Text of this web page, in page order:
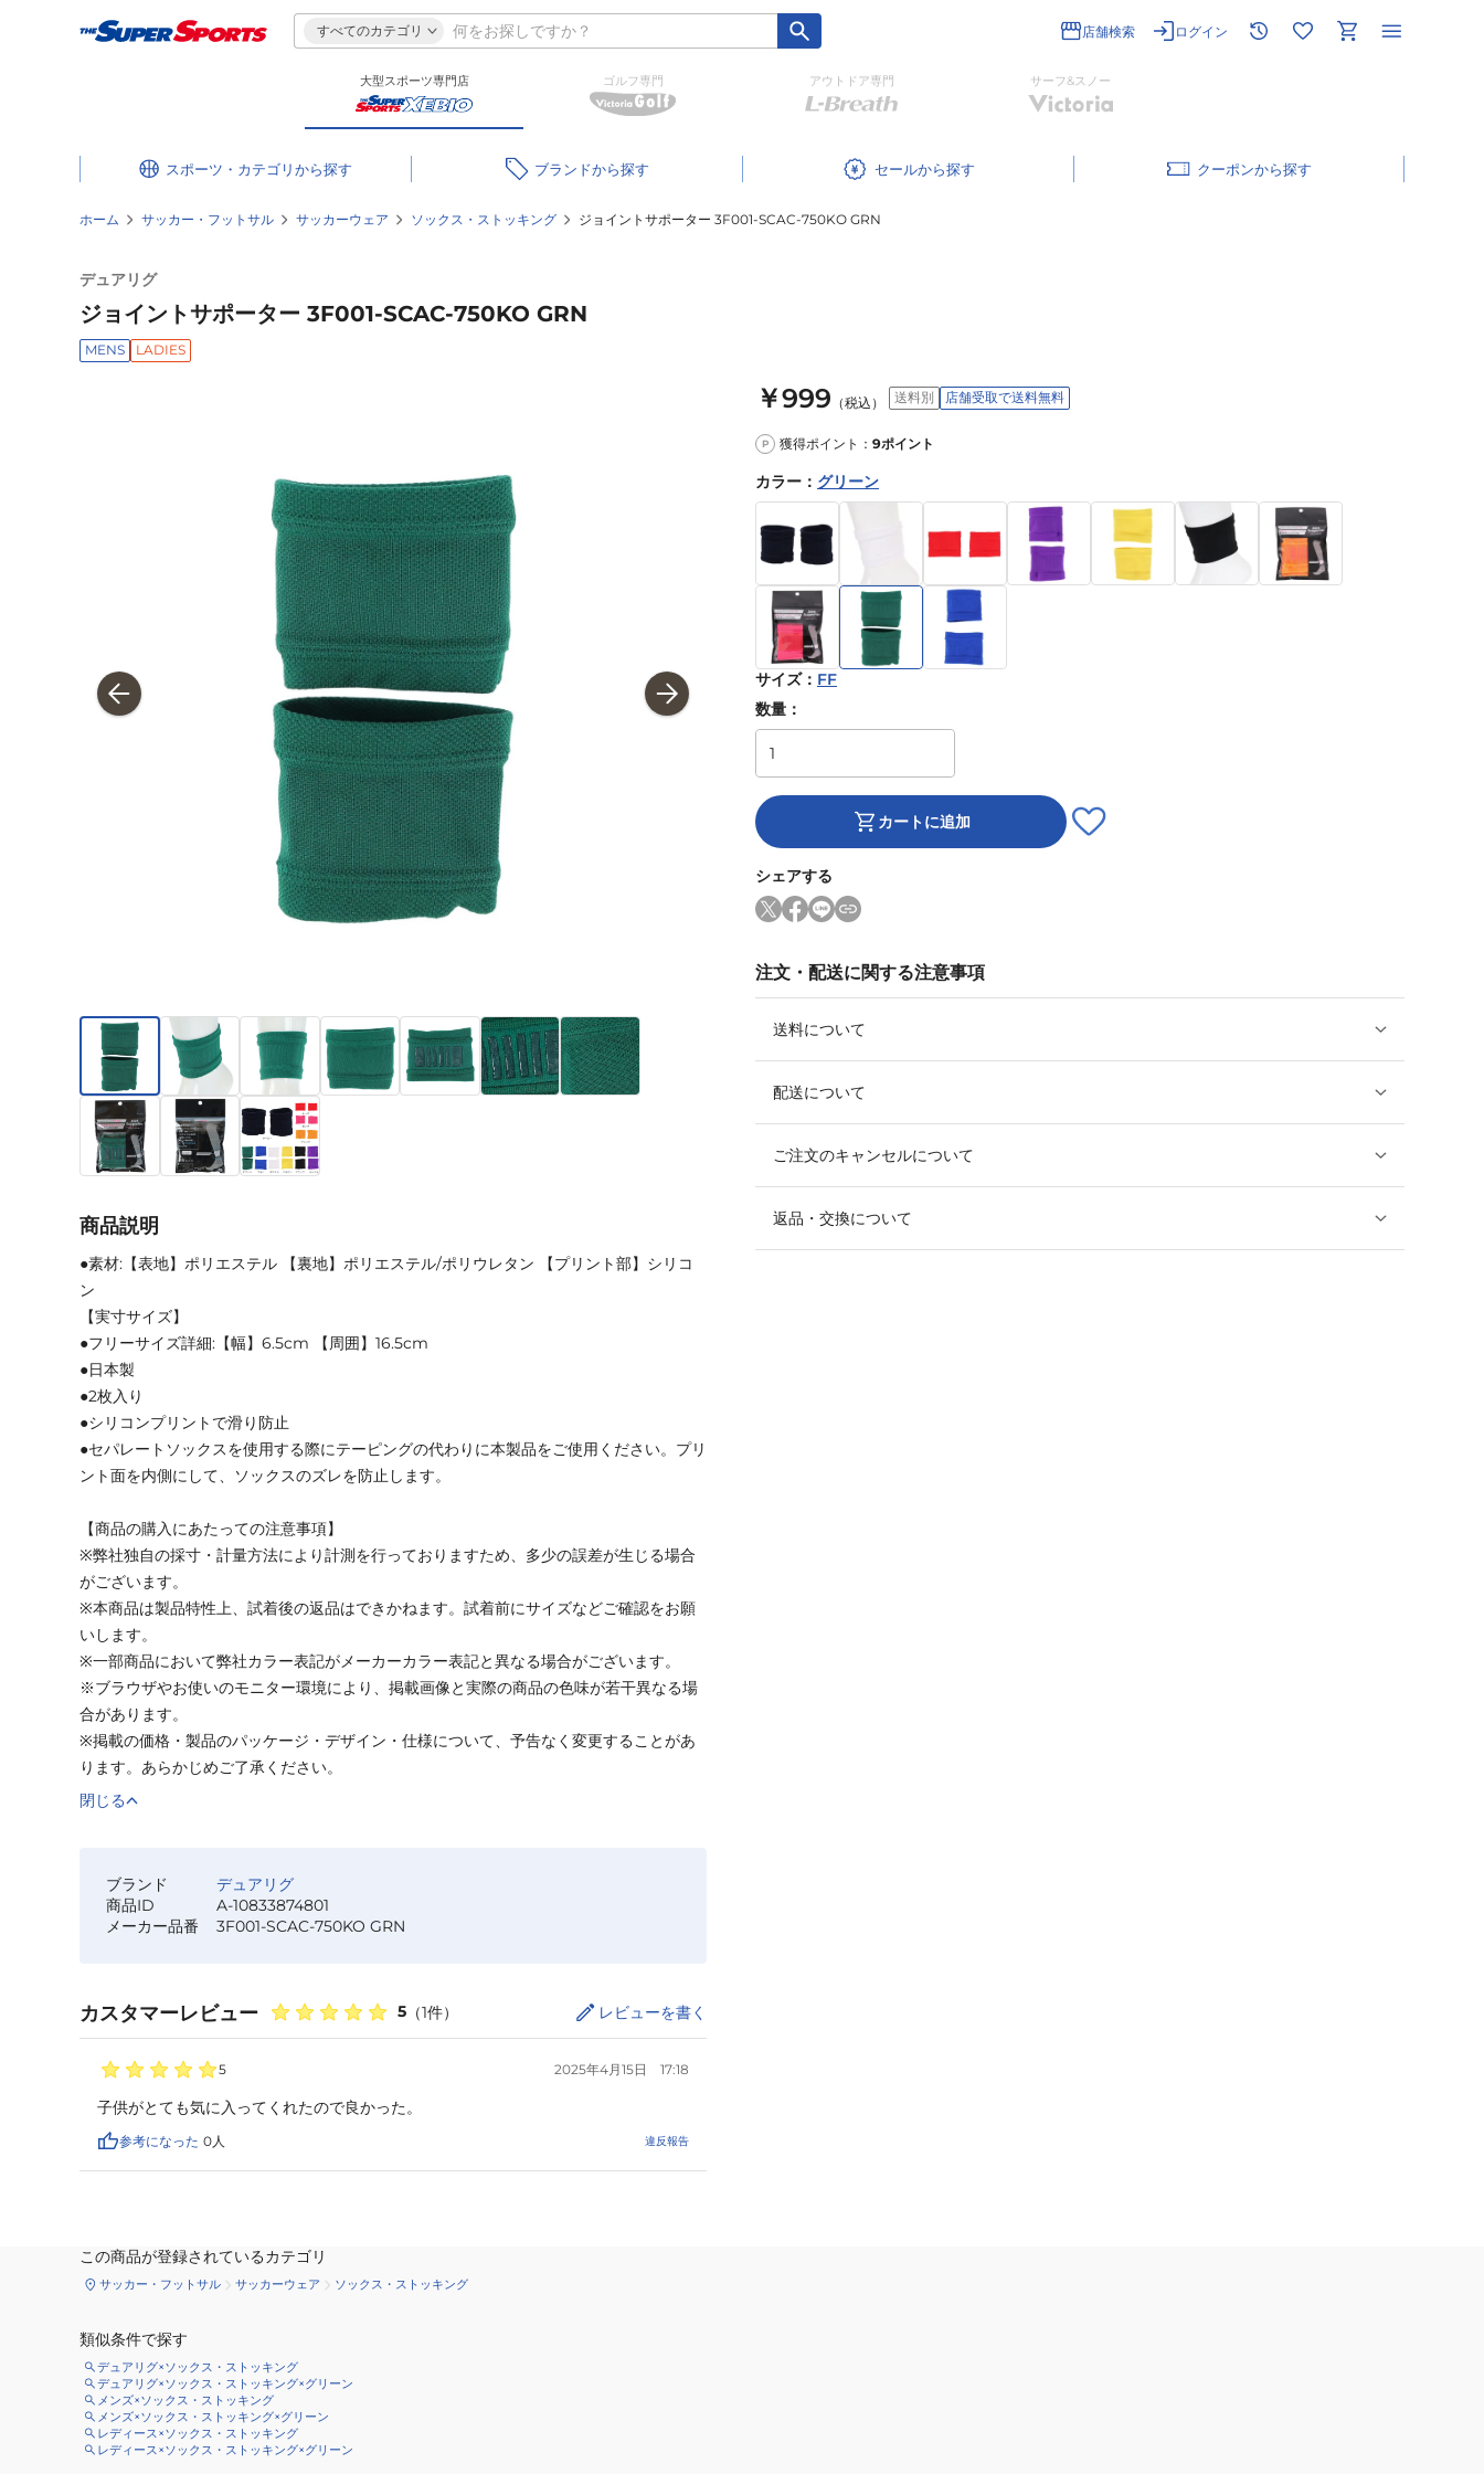
すべてのカテゴリ 店舗検索 ログイン
大型スポーツ専門店 ゴルフ専門 アウトドア専門 サーフ&スノー
スポーツ・カテゴリ ブランド セール クーポン
ホーム サッカー・フットサル サッカーウェア ソックス・ストッキング ジョイントサポーター 3F001-SCAC-750KO GRN
デュアリグ
ジョイントサポーター 3F001-SCAC-750KO GRN
MENS LADIES
￥999 （税込） 送料別 店舗受取で送料無料
P 獲得ポイント： 9ポイント
カラー ： グリーン
サイズ： FF
数量：
カートに追加
シェアする
注文・配送に関する注意事項
送料について
配送について
ご注文のキャンセルについて
返品・交換について
商品説明
●素材:【表地】ポリエステル 【裏地】ポリエステル/ポリウレタン 【プリント部】シリコ
ン
【実寸サイズ】
●フリーサイズ詳細:【幅】6.5cm 【周囲】16.5cm
●日本製
●2枚入り
●シリコンプリントで滑り防止
●セパレートソックスを使用する際にテーピングの代わりに本製品をご使用ください。プリ
ント面を内側にして、ソックスのズレを防止します。
【商品の購入にあたっての注意事項】
※弊社独自の採寸・計量方法により計測を行っておりますため、多少の誤差が生じる場合
がございます。
※本商品は製品特性上、試着後の返品はできかねます。試着前にサイズなどご確認をお願
いします。
※一部商品において弊社カラー表記がメーカーカラー表記と異なる場合がございます。
※ブラウザやお使いのモニター環境により、掲載画像と実際の商品の色味が若干異なる場
合があります。
※掲載の価格・製品のパッケージ・デザイン・仕様について、予告なく変更することがあ
ります。あらかじめご了承ください。
閉じる
ブランド
デュアリグ
商品ID
A-10833874801
メーカー品番
3F001-SCAC-750KO GRN
カスタマーレビュー 5 （1件） レビューを書く
5 2025年4月15日 17:18
子供がとても気に入ってくれたので良かった。
参考になった 0 人 違反報告
この商品が登録されているカテゴリ
サッカー・フットサル サッカーウェア ソックス・ストッキング
類似条件で探す
デュアリグ×ソックス・ストッキング
デュアリグ×ソックス・ストッキング×グリーン
メンズ×ソックス・ストッキング
メンズ×ソックス・ストッキング×グリーン
レディース×ソックス・ストッキング
レディース×ソックス・ストッキング×グリーン